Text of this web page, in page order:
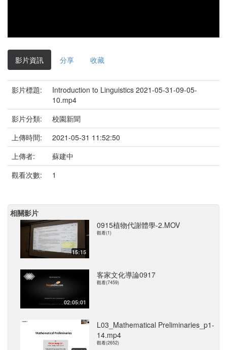
影片資訊 分享 收藏
影片標題:
Introduction to Linguistics 2021-05-31-09-05-
10.mp4
影片分類:
校園新聞
上傳時間:
2021-05-31 11:52:50
上傳者:
蘇建中
觀看次數:
1
相關影片
15:15
0915植物代謝體學-2.MOV
觀看(1)
02:05:01
客家文化導論0917
觀看(7459)
L03_Mathematical Preliminaries_p1-
14.mp4
觀看(2652)